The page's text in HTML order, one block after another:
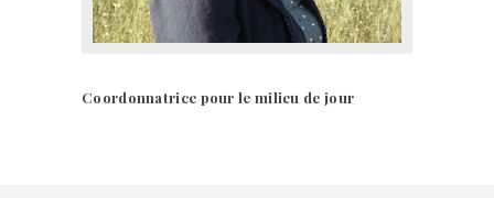
Coordonnatrice pour le milieu de jour